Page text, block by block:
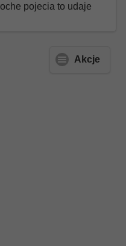
pojecia to udaje
Akcje